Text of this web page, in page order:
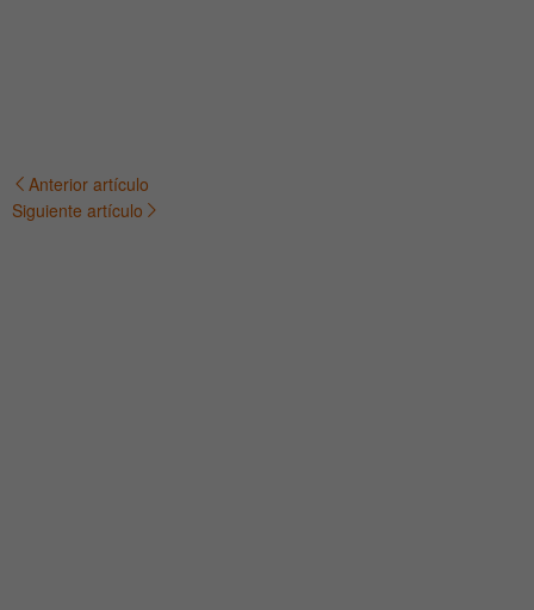
Navegación
Anterior artículo
Siguiente artículo